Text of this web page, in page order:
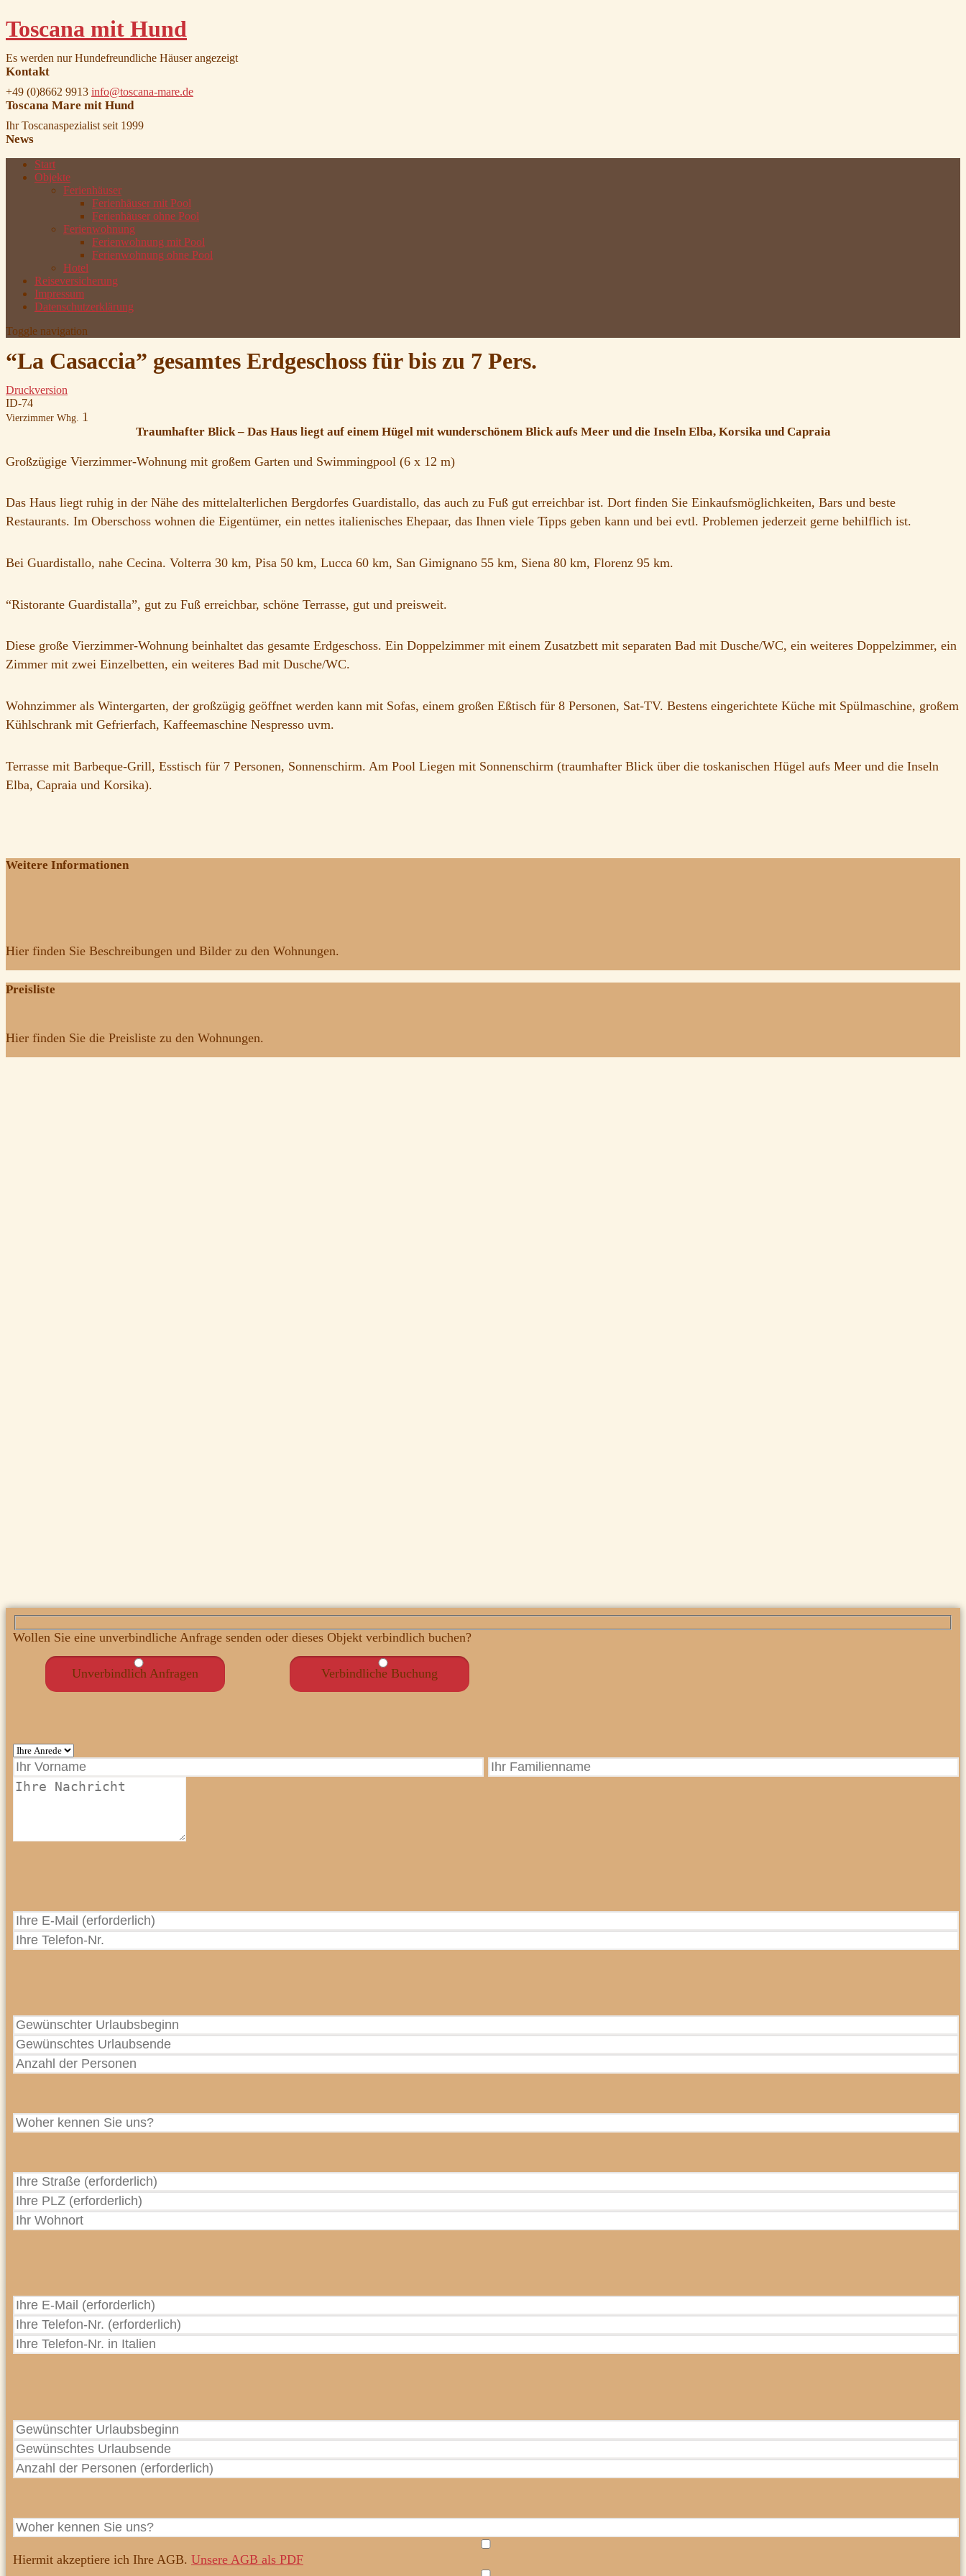
Toscana mit Hund
Es werden nur Hundefreundliche Häuser angezeigt
Kontakt
+49 (0)8662 9913 info@toscana-mare.de
Toscana Mare mit Hund
Ihr Toscanaspezialist seit 1999
News
Start
Objekte
Ferienhäuser
Ferienhäuser mit Pool
Ferienhäuser ohne Pool
Ferienwohnung
Ferienwohnung mit Pool
Ferienwohnung ohne Pool
Hotel
Reiseversicherung
Impressum
Datenschutzerklärung
Toggle navigation
“La Casaccia” gesamtes Erdgeschoss für bis zu 7 Pers.
Druckversion
ID-74
Vierzimmer Whg. 1
Traumhafter Blick – Das Haus liegt auf einem Hügel mit wunderschönem Blick aufs Meer und die Inseln Elba, Korsika und Capraia
Großzügige Vierzimmer-Wohnung mit großem Garten und Swimmingpool (6 x 12 m)
Das Haus liegt ruhig in der Nähe des mittelalterlichen Bergdorfes Guardistallo, das auch zu Fuß gut erreichbar ist. Dort finden Sie Einkaufsmöglichkeiten, Bars und beste
Restaurants. Im Oberschoss wohnen die Eigentümer, ein nettes italienisches Ehepaar, das Ihnen viele Tipps geben kann und bei evtl. Problemen jederzeit gerne behilflich ist.
Bei Guardistallo, nahe Cecina. Volterra 30 km, Pisa 50 km, Lucca 60 km, San Gimignano 55 km, Siena 80 km, Florenz 95 km.
“Ristorante Guardistalla”, gut zu Fuß erreichbar, schöne Terrasse, gut und preisweit.
Diese große Vierzimmer-Wohnung beinhaltet das gesamte Erdgeschoss. Ein Doppelzimmer mit einem Zusatzbett mit separaten Bad mit Dusche/WC, ein weiteres Doppelzimmer, ein
Zimmer mit zwei Einzelbetten, ein weiteres Bad mit Dusche/WC.
Wohnzimmer als Wintergarten, der großzügig geöffnet werden kann mit Sofas, einem großen Eßtisch für 8 Personen, Sat-TV. Bestens eingerichtete Küche mit Spülmaschine, großem
Kühlschrank mit Gefrierfach, Kaffeemaschine Nespresso uvm.
Terrasse mit Barbeque-Grill, Esstisch für 7 Personen, Sonnenschirm. Am Pool Liegen mit Sonnenschirm (traumhafter Blick über die toskanischen Hügel aufs Meer und die Inseln
Elba, Capraia und Korsika).
Weitere Informationen
Hier finden Sie Beschreibungen und Bilder zu den Wohnungen.
Preisliste
Hier finden Sie die Preisliste zu den Wohnungen.
Wollen Sie eine unverbindliche Anfrage senden oder dieses Objekt verbindlich buchen?
Unverbindlich Anfragen Verbindliche Buchung
Hiermit akzeptiere ich Ihre AGB. Unsere AGB als PDF